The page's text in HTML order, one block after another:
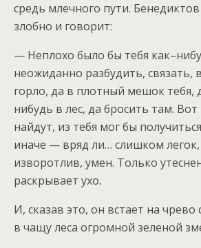
средь млечного пути.
злобно и говорит:
— Неплохо было бы тебя
неожиданно разбудить, связать,
горло, да в плотный мешок тебя,
нибудь в лес, да бросить там. Вот
найдут, из тебя мог бы
иначе — вряд ли… слишком
изворотлив, умен. Только
раскрывает ухо.
И, сказав это, он встает на чрево
в чащу леса огромной зеленой